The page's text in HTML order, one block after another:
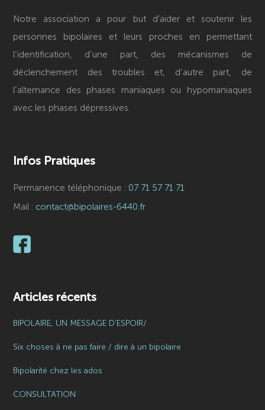
Notre association a pour but d'aider et soutenir les
personnes bipolaires et leurs proches en permettant
l’identification, d’une part, des mécanismes de
déclenchement des troubles et, d’autre part, de
l’alternance des phases maniaques ou hypomaniaques
avec les phases dépressives.
Infos Pratiques
Permanence téléphonique : 07 71 57 71 71
Mail : contact@bipolaires-6440.fr
Articles récents
BIPOLAIRE, UN MESSAGE D’ESPOIR/
Six choses à ne pas faire / dire à un bipolaire
Bipolarité chez les ados
CONSULTATION